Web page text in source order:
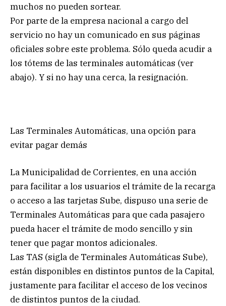
muchos no pueden sortear.
Por parte de la empresa nacional a cargo del
servicio no hay un comunicado en sus páginas
oficiales sobre este problema. Sólo queda acudir a
los tótems de las terminales automáticas (ver
abajo). Y si no hay una cerca, la resignación.
Las Terminales Automáticas, una opción para
evitar pagar demás
La Municipalidad de Corrientes, en una acción
para facilitar a los usuarios el trámite de la recarga
o acceso a las tarjetas Sube, dispuso una serie de
Terminales Automáticas para que cada pasajero
pueda hacer el trámite de modo sencillo y sin
tener que pagar montos adicionales.
Las TAS (sigla de Terminales Automáticas Sube),
están disponibles en distintos puntos de la Capital,
justamente para facilitar el acceso de los vecinos
de distintos puntos de la ciudad.